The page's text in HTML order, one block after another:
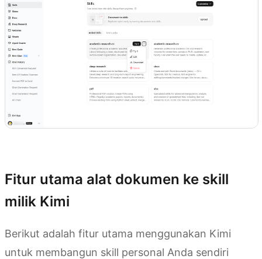
Fitur utama alat dokumen ke skill
milik Kimi
Berikut adalah fitur utama menggunakan Kimi
untuk membangun skill personal Anda sendiri